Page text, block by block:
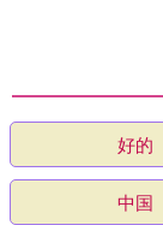
好的
中国